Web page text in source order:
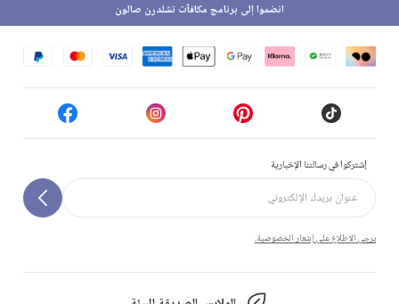
إشتركوا في رسالتنا الإخبارية
يرجى الاطلاع على إشعار الخصوصية.
انضموا إلى برنامج مكافآت تشلدرن صالون